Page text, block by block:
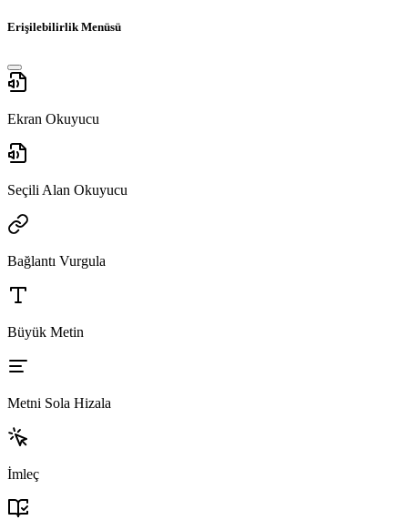
Erişilebilirlik Menüsü
Ekran Okuyucu
Seçili Alan Okuyucu
Bağlantı Vurgula
Büyük Metin
Metni Sola Hizala
İmleç